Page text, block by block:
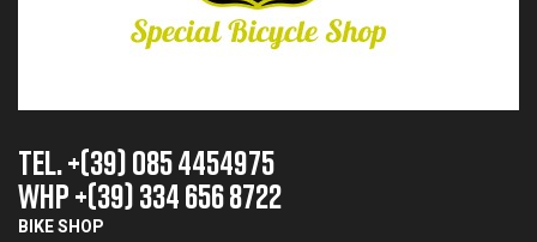
TEL. +(39) 085 4454975
whp +(39) 334 656 8722
BIKE SHOP